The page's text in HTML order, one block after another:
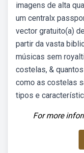
imagens de alta
um centralx
vector gratuito(a)
partir da vasta
músicas sem
costelas, &
como as costelas
tipos e
For more